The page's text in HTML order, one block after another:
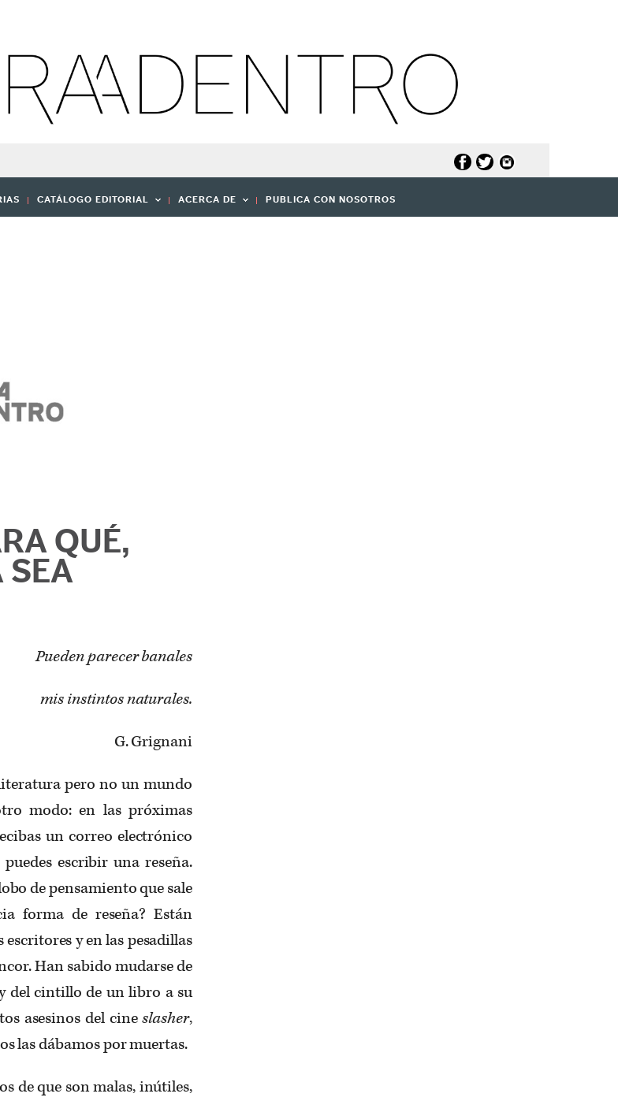
CATÁLOGO EDITORIAL ACERCA DE PUBLICA CON NOSOTROS
QUÉ,
SEA
Pueden parecer banales
mis instintos naturales.
G. Grignani
pero no un mundo
modo: en las próximas
un correo electrónico
escribir una reseña.
de pensamiento que sale
forma de reseña? Están
y en las pesadillas
Han sabido mudarse de
del cintillo de un libro a su
asesinos del cineslasher,
las dábamos por muertas.
de que son malas, inútiles,